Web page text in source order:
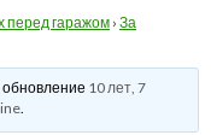
перед гаражом› За
обновление 10 лет, 7
.